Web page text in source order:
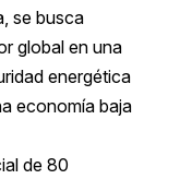
se busca
global en una
energética
economía baja
de 80